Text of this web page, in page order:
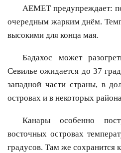
AEMET предупреждает:
очередным жарким днём.
высокими для конца мая.
Бадахос может
Севилье ожидается до 37
западной части страны, в
островах и в некоторых
Канары особенно
восточных островах
градусов. Там же